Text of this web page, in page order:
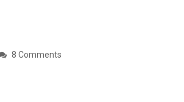
8 Comments